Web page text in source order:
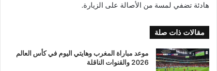
هادئة تضفي لمسة من الأصالة على الزيارة.
مقالات ذات صلة
موعد مباراة المغرب وهايتي اليوم في كأس العالم
2026 والقنوات الناقلة